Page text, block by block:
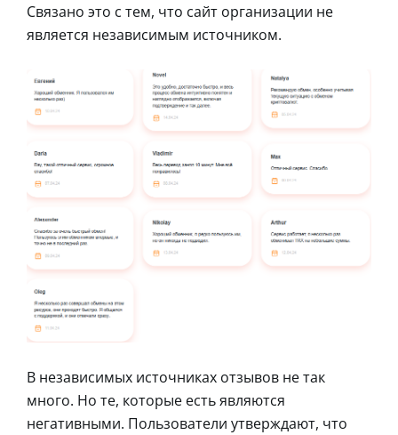
Связано это с тем, что сайт организации не
является независимым источником.
В независимых источниках отзывов не так
много. Но те, которые есть являются
негативными. Пользователи утверждают, что